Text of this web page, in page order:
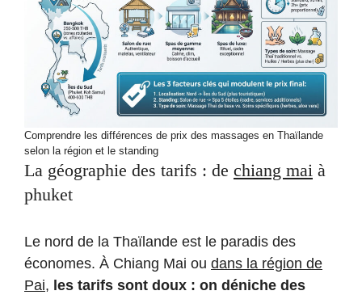
Comprendre les différences de prix des massages en Thaïlande
selon la région et le standing
La géographie des tarifs : de chiang mai à
phuket
Le nord de la Thaïlande est le paradis des
économes. À Chiang Mai ou dans la région de
Pai, les tarifs sont doux : on déniche des